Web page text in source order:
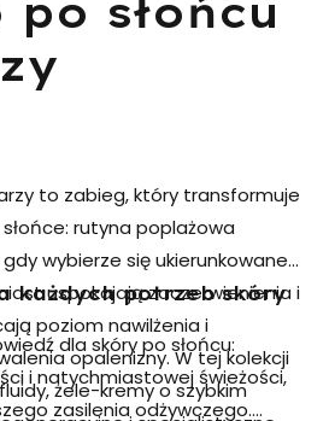
po słońcu
to zabieg, który transformuje
rutyna poplażowa
wybierze się ukierunkowane
uspokajają zaczerwienienia i
poziom nawilżenia i
opalenizny. W tej kolekcji
żele-kremy o szybkim
każdych potrzeb skóry
dla skóry po słońcu:
i natychmiastowej świeżości,
zasilenia odżywczego.